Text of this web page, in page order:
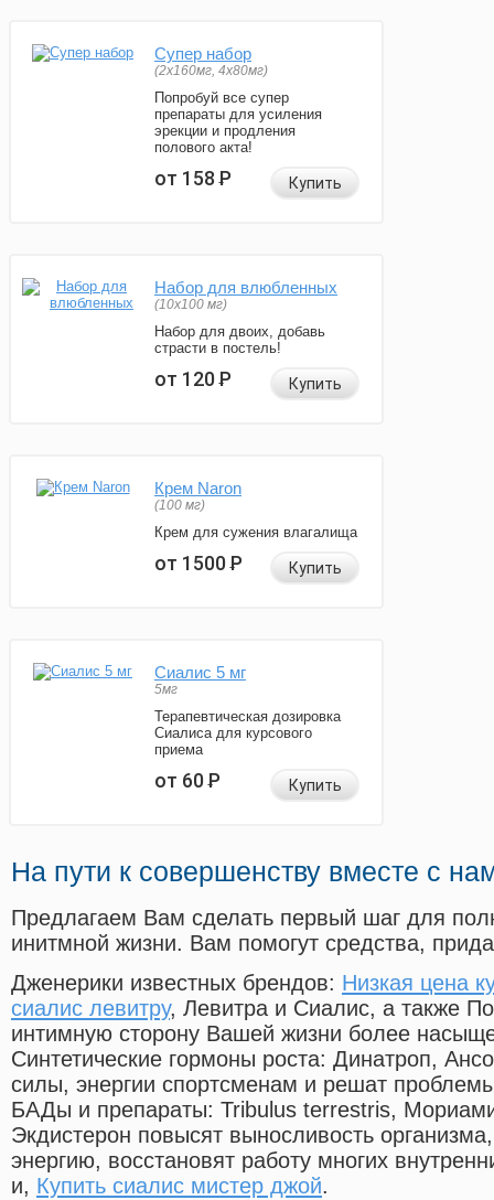
Супер набор
(2х160мг, 4х80мг)
Попробуй все супер
препараты для усиления
эрекции и продления
полового акта!
от 158Р Купить
Набор для влюбленных
(10х100 мг)
Набор для двоих, добавь
страсти в постель!
от 120Р Купить
Крем Naron
(100 мг)
Крем для сужения влагалища
от 1500Р Купить
Сиалис 5 мг
5мг
Терапевтическая дозировка
Сиалиса для курсового
приема
от 60Р Купить
На пути к совершенству вместе с
Предлагаем Вам сделать первый шаг для
инитмной жизни. Вам помогут средства,
Дженерики известных брендов: Низкая цена
сиалис левитру, Левитра и Сиалис, а также
интимную сторону Вашей жизни более
Синтетические гормоны роста: Динатроп,
силы, энергии спортсменам и решат
БАДы и препараты: Tribulus terrestris,
Экдистерон повысят выносливость
энергию, восстановят работу многих
и, Купить сиалис мистер джой.